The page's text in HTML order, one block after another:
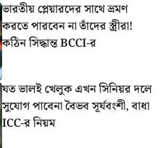
ভারতীয় প্লেয়ারদের সাথে ভ্রমণ
করতে পারবেন না তাঁদের স্ত্রীরা!
কঠিন সিদ্ধান্ত BCCI-র
যত ভালই খেলুক এখন সিনিয়র দলে
সুযোগ পাবেনা বৈভব সূর্যবংশী, বাধা
ICC-র নিয়ম